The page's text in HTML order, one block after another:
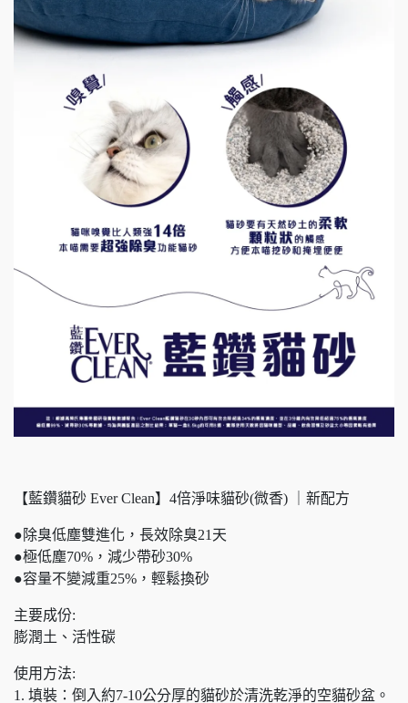
【藍鑽貓砂 Ever Clean】4倍淨味貓砂(微香) ｜新配方
●除臭低塵雙進化，長效除臭21天
●極低塵70%，減少帶砂30%
●容量不變減重25%，輕鬆換砂
主要成份:
膨潤土、活性碳
使用方法:
1. 填裝：倒入約7-10公分厚的貓砂於清洗乾淨的空貓砂盆。